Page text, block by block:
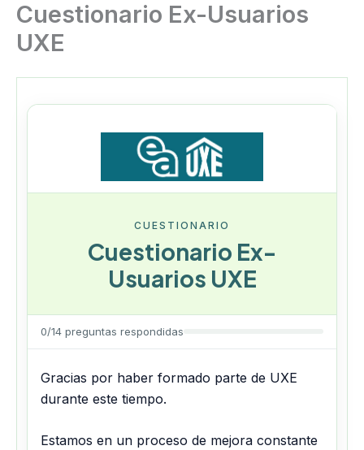
contenido
Cuestionario Ex-Usuarios
UXE
CUESTIONARIO
Cuestionario Ex-
Usuarios UXE
0/14 preguntas respondidas
Gracias por haber formado parte de UXE
durante este tiempo.
Estamos en un proceso de mejora constante